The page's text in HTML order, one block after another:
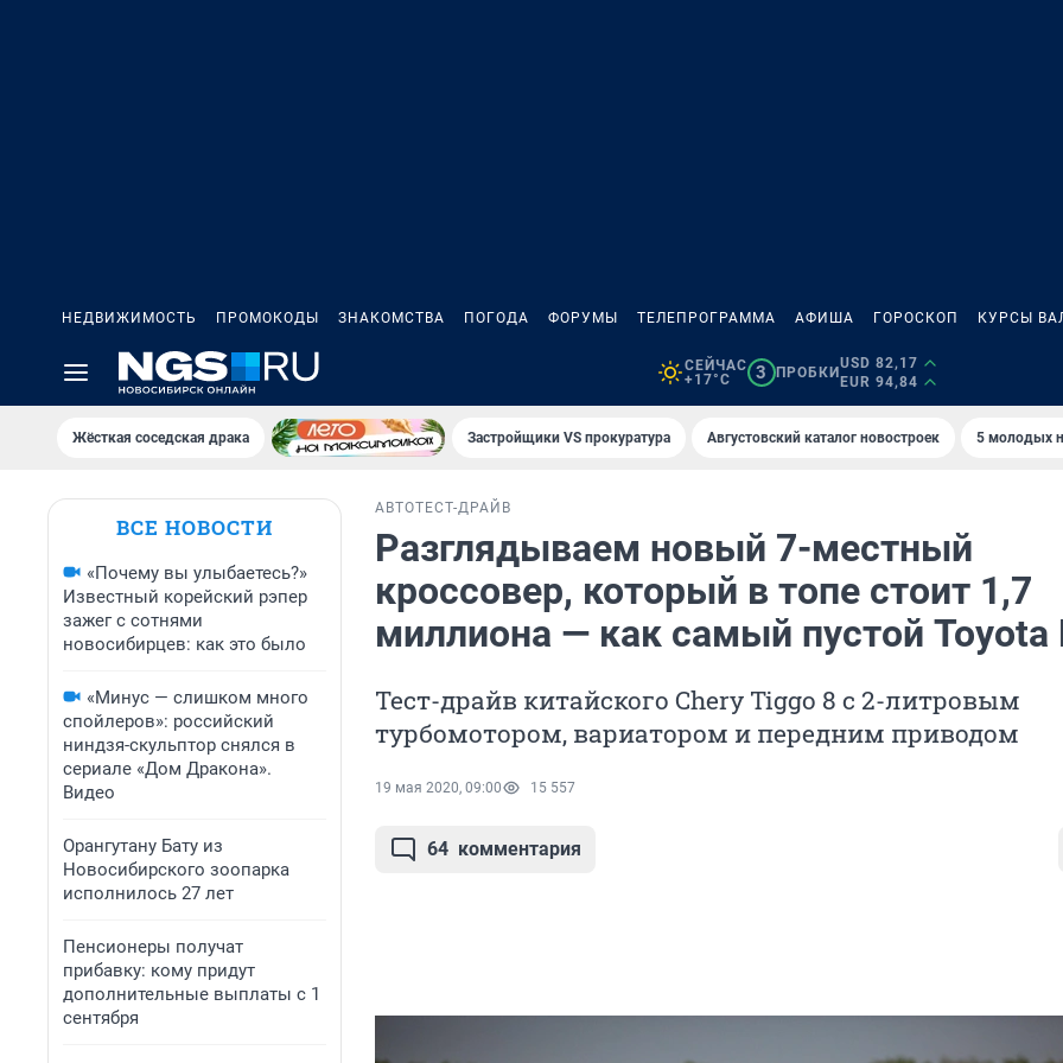
НЕДВИЖИМОСТЬ ПРОМОКОДЫ ЗНАКОМСТВА ПОГОДА ФОРУМЫ ТЕЛЕПРОГРАММА АФИША ГОРОСКОП КУРСЫ
СЕЙЧАС
+17°C
3 ПРОБКИ
USD 82,17
EUR 94,84
Жёсткая соседская драка Застройщики VS прокуратура Августовский каталог новостроек 5 молодых
ВСЕ НОВОСТИ
«Почему вы улыбаетесь?»
Известный корейский рэпер
зажег с сотнями
новосибирцев: как это было
«Минус — слишком много
спойлеров»: российский
ниндзя-скульптор снялся в
сериале «Дом Дракона».
Видео
Орангутану Бату из
Новосибирского зоопарка
исполнилось 27 лет
Пенсионеры получат
прибавку: кому придут
дополнительные выплаты с 1
сентября
АВТОТЕСТ-ДРАЙВ
Разглядываем новый 7-местный
кроссовер, который в топе стоит 1,7
миллиона — как самый пустой Toyota
Тест-драйв китайского Chery Tiggo 8 с 2-литровым
турбомотором, вариатором и передним приводом
19 мая 2020, 09:00 15 557
64 комментария